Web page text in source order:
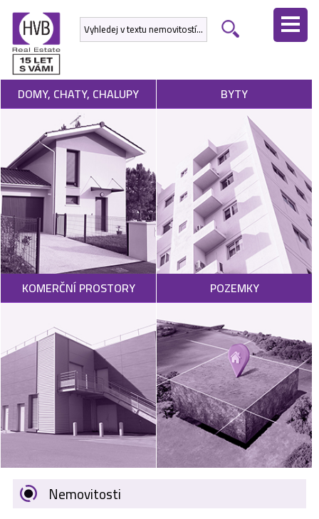
DOMY, CHATY, CHALUPY BYTY
KOMERČNÍ PROSTORY POZEMKY
ÚVODNÍ
STRÁNKA
NEMOVITOSTI
DEVELOPERSKÉ
PROJEKTY
SLUŽBY
NABÍDNOUT
NEMOVITOST
POPTAT
NEMOVITOST
VÝKUP
NEMOVITOSTÍ
SPONZORUJEME
NÁŠ ČASOPIS
Nemovitosti